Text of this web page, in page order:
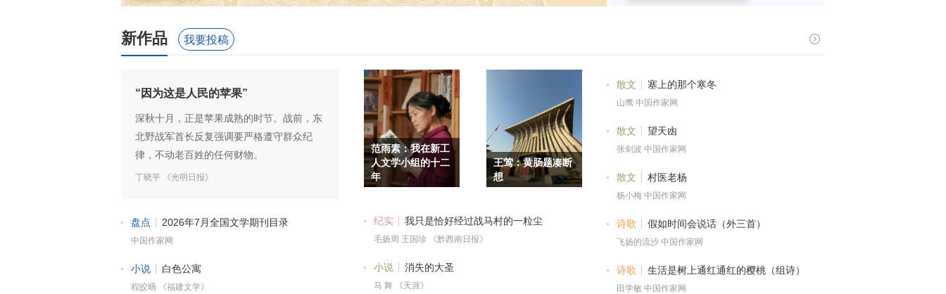
新作品 我要投稿
“因为这是人民的苹果”
深秋十月，正是苹果成熟的时节。战前，东
北野战军首长反复强调要严格遵守群众纪
律，不动老百姓的任何财物。
丁晓平 《光明日报》
盘点 2026年7月全国文学期刊目录
中国作家网
小说 白色公寓
程皎旸 《福建文学》
范雨素：我在新工
人文学小组的十二
年
王莺：黄肠题凑断
想
纪实 我只是恰好经过战马村的一粒尘
毛扬周 王国珍 《黔西南日报》
小说 消失的大圣
马 舞 《天涯》
散文 塞上的那个寒冬
山鹰 中国作家网
散文 望天凼
张剑波 中国作家网
散文 村医老杨
杨小梅 中国作家网
诗歌 假如时间会说话（外三首）
飞扬的流沙 中国作家网
诗歌 生活是树上通红通红的樱桃（组诗）
田学敏 中国作家网